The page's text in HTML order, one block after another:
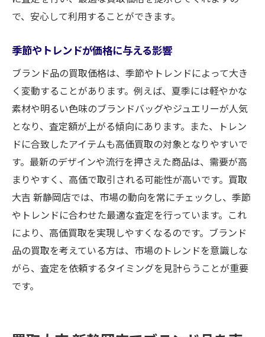
で、安心して利用することができます。
季節やトレンドが価格に与える影響
ブランド品の買取価格は、季節やトレンドによって大き
く変動することがあります。例えば、夏季には軽やかな
素材や明るい色味のブランドバッグやジュエリーが人気
となり、査定額が上がる傾向にあります。また、トレン
ドに合致したアイテムも高価買取の対象となりやすいで
す。最新のデザインや流行を押さえた商品は、需要が高
まりやすく、高価で取引される可能性が高いです。買取
大吉 新静岡店では、市場の動向を常にチェックし、季節
やトレンドに合わせた最適な査定を行っています。これ
により、高価買取を実現しやすくなるのです。ブランド
品の買取を考えている方は、市場のトレンドを意識しな
がら、査定を依頼するタイミングを見計らうことが重要
です。